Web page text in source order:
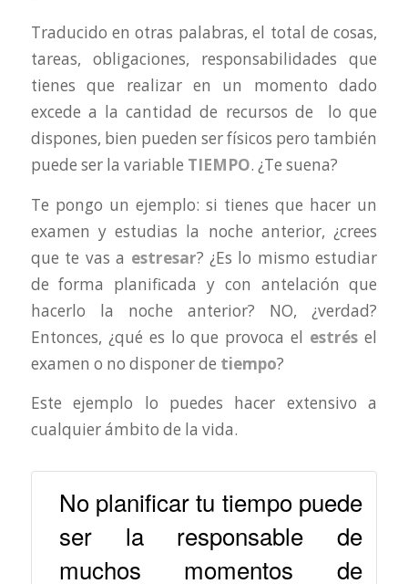
Traducido en otras palabras, el total de cosas,
tareas, obligaciones, responsabilidades que
tienes que realizar en un momento dado
excede a la cantidad de recursos de lo que
dispones, bien pueden ser físicos pero también
puede ser la variable TIEMPO. ¿Te suena?
Te pongo un ejemplo: si tienes que hacer un
examen y estudias la noche anterior, ¿crees
que te vas a estresar? ¿Es lo mismo estudiar
de forma planificada y con antelación que
hacerlo la noche anterior? NO, ¿verdad?
Entonces, ¿qué es lo que provoca el estrés el
examen o no disponer de tiempo?
Este ejemplo lo puedes hacer extensivo a
cualquier ámbito de la vida.
No planificar tu tiempo puede
ser la responsable de
muchos momentos de